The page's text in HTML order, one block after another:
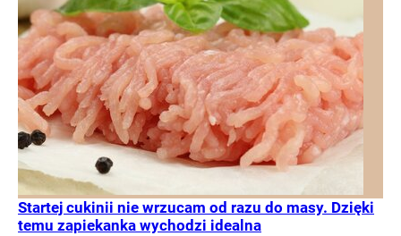
Startej cukinii nie wrzucam od razu do masy. Dzięki
temu zapiekanka wychodzi idealna